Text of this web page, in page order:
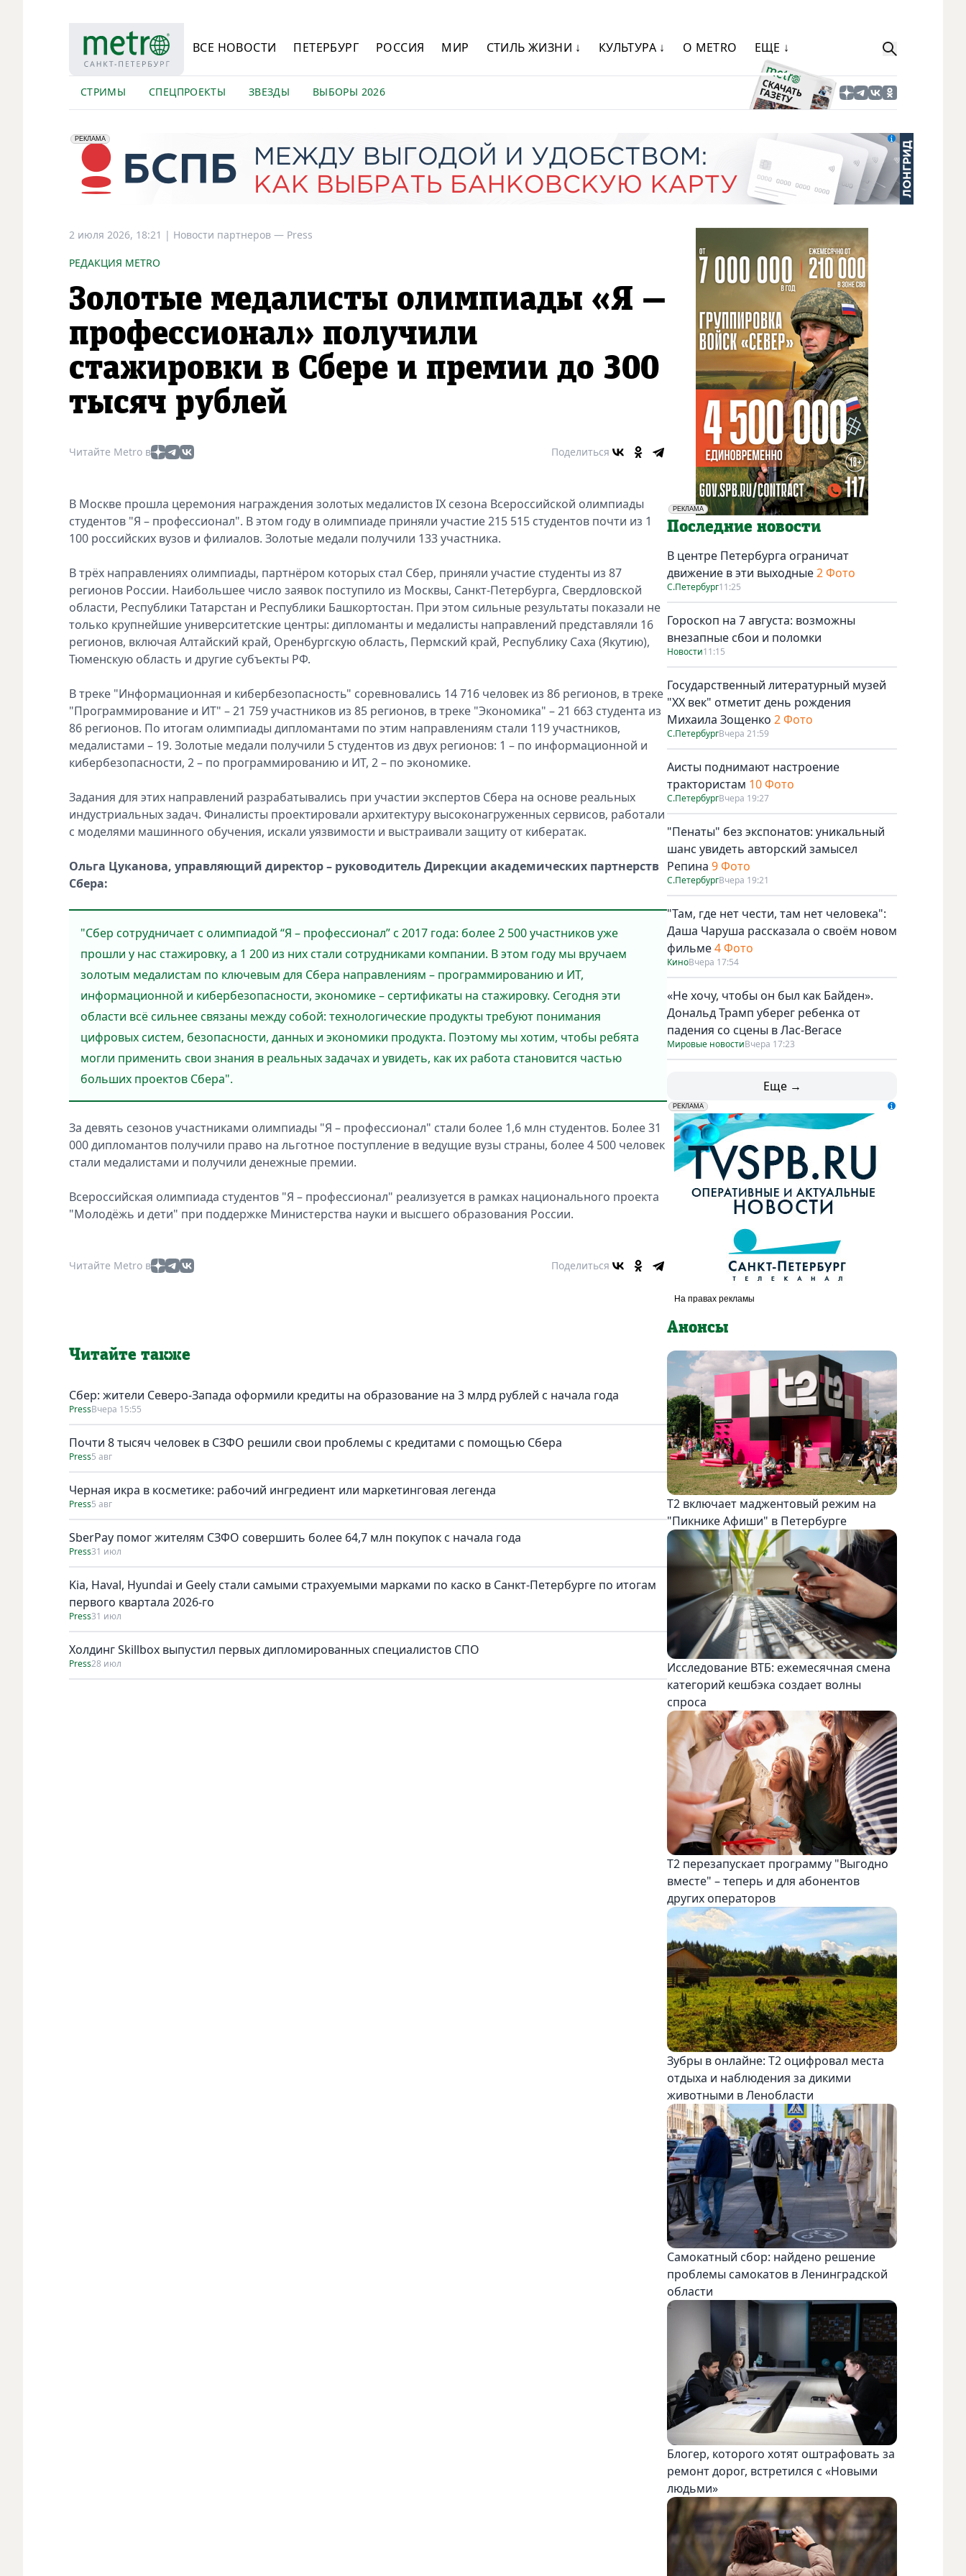
ВСЕ НОВОСТИ ПЕТЕРБУРГ РОССИЯ МИР СТИЛЬ ЖИЗНИ ↓ КУЛЬТУРА ↓ О METRO ЕЩЕ ↓
СТРИМЫ СПЕЦПРОЕКТЫ ЗВЕЗДЫ ВЫБОРЫ 2026
erid: 2VfnxyFybV5
РЕКЛАМА
ПАО "Банк "Санкт-Петербург", ИНН: 7831000027
2 июля 2026, 18:21 | Новости партнеров — Press
РЕДАКЦИЯ METRO
Золотые медалисты олимпиады «Я —
профессионал» получили
стажировки в Сбере и премии до 300
тысяч рублей
Читайте Metro в Поделиться
В Москве прошла церемония награждения золотых медалистов IX сезона Всероссийской олимпиады
студентов "Я – профессионал". В этом году в олимпиаде приняли участие 215 515 студентов почти из 1
100 российских вузов и филиалов. Золотые медали получили 133 участника.
В трёх направлениях олимпиады, партнёром которых стал Сбер, приняли участие студенты из 87
регионов России. Наибольшее число заявок поступило из Москвы, Санкт-Петербурга, Свердловской
области, Республики Татарстан и Республики Башкортостан. При этом сильные результаты показали не
только крупнейшие университетские центры: дипломанты и медалисты направлений представляли 16
регионов, включая Алтайский край, Оренбургскую область, Пермский край, Республику Саха (Якутию),
Тюменскую область и другие субъекты РФ.
В треке "Информационная и кибербезопасность" соревновались 14 716 человек из 86 регионов, в треке
"Программирование и ИТ" – 21 759 участников из 85 регионов, в треке "Экономика" – 21 663 студента из
86 регионов. По итогам олимпиады дипломантами по этим направлениям стали 119 участников,
медалистами – 19. Золотые медали получили 5 студентов из двух регионов: 1 – по информационной и
кибербезопасности, 2 – по программированию и ИТ, 2 – по экономике.
Задания для этих направлений разрабатывались при участии экспертов Сбера на основе реальных
индустриальных задач. Финалисты проектировали архитектуру высоконагруженных сервисов, работали
с моделями машинного обучения, искали уязвимости и выстраивали защиту от кибератак.
Ольга Цуканова, управляющий директор – руководитель Дирекции академических партнерств
Сбера:
"Сбер сотрудничает с олимпиадой “Я – профессионал” с 2017 года: более 2 500 участников уже
прошли у нас стажировку, а 1 200 из них стали сотрудниками компании. В этом году мы вручаем
золотым медалистам по ключевым для Сбера направлениям – программированию и ИТ,
информационной и кибербезопасности, экономике – сертификаты на стажировку. Сегодня эти
области всё сильнее связаны между собой: технологические продукты требуют понимания
цифровых систем, безопасности, данных и экономики продукта. Поэтому мы хотим, чтобы ребята
могли применить свои знания в реальных задачах и увидеть, как их работа становится частью
больших проектов Сбера".
За девять сезонов участниками олимпиады "Я – профессионал" стали более 1,6 млн студентов. Более 31
000 дипломантов получили право на льготное поступление в ведущие вузы страны, более 4 500 человек
стали медалистами и получили денежные премии.
Всероссийская олимпиада студентов "Я – профессионал" реализуется в рамках национального проекта
"Молодёжь и дети" при поддержке Министерства науки и высшего образования России.
Читайте Metro в Поделиться
Читайте также
Сбер: жители Северо-Запада оформили кредиты на образование на 3 млрд рублей с начала года
PressВчера 15:55
Почти 8 тысяч человек в СЗФО решили свои проблемы с кредитами с помощью Сбера
Press5 авг
Черная икра в косметике: рабочий ингредиент или маркетинговая легенда
Press5 авг
SberPay помог жителям СЗФО совершить более 64,7 млн покупок c начала года
Press31 июл
Kia, Haval, Hyundai и Geely стали самыми страхуемыми марками по каско в Санкт-Петербурге по итогам
первого квартала 2026-го
Press31 июл
Холдинг Skillbox выпустил первых дипломированных специалистов СПО
Press28 июл
РЕКЛАМА
Социальная реклама
Последние новости
В центре Петербурга ограничат
движение в эти выходные2 Фото
С.Петербург11:25
Гороскоп на 7 августа: возможны
внезапные сбои и поломки
Новости11:15
Государственный литературный музей
"ХХ век" отметит день рождения
Михаила Зощенко 2 Фото
С.ПетербургВчера 21:59
Аисты поднимают настроение
трактористам 10 Фото
С.ПетербургВчера 19:27
"Пенаты" без экспонатов: уникальный
шанс увидеть авторский замысел
Репина 9 Фото
С.ПетербургВчера 19:21
"Там, где нет чести, там нет человека":
Даша Чаруша рассказала о своём новом
фильме4 Фото
КиноВчера 17:54
«Не хочу, чтобы он был как Байден».
Дональд Трамп уберег ребенка от
падения со сцены в Лас-Вегасе
Мировые новостиВчера 17:23
Еще →
erid: LdtCK5udn
РЕКЛАМА
АО "ГАТР", ИНН: 7841320717
Анонсы
Т2 включает маджентовый режим на
"Пикнике Афиши" в Петербурге
Исследование ВТБ: ежемесячная смена
категорий кешбэка создает волны
спроса
Т2 перезапускает программу "Выгодно
вместе" – теперь и для абонентов
других операторов
Зубры в онлайне: Т2 оцифровал места
отдыха и наблюдения за дикими
животными в Ленобласти
Самокатный сбор: найдено решение
проблемы самокатов в Ленинградской
области
Блогер, которого хотят оштрафовать за
ремонт дорог, встретился с «Новыми
людьми»